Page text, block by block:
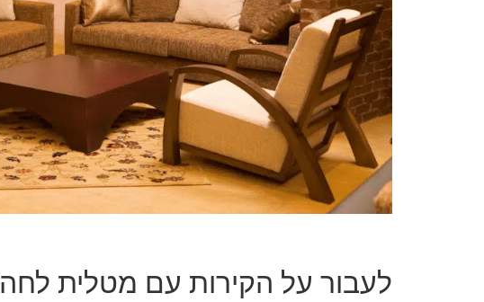
לעבור על הקירות עם מטלית לחה